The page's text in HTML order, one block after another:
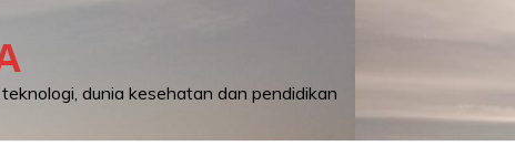
dunia kesehatan dan pendidikan